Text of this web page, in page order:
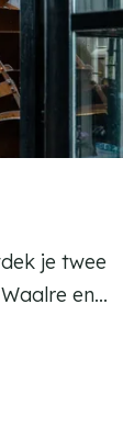
je twee
en...